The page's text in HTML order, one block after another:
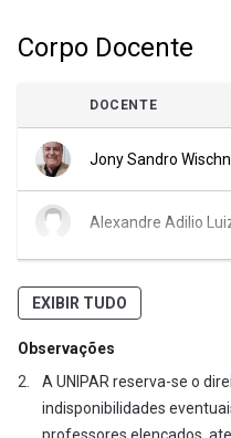
Doutrina e Princípios
ESG e Ética
Riscos e Criando
Estratégias de
com os Cooperados
Gerenciamento de
Crédito
Gestão Estratégica
Corpo Docente
DOCENTE
Jony Sandro
Alexandre Adilio
Ariane dos Santos
Cleisson Cesar
Christian Maycon
EXIBIR TUDO
Observações
A UNIPAR reserva-se o
indisponibilidades